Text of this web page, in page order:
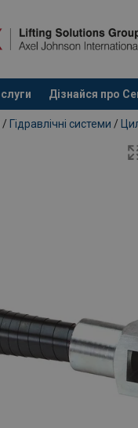
Дізнайся про
/ Гідравлічні системи /